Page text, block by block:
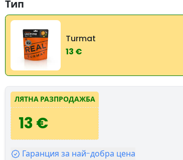
Тип
Turmat
13 €
ЛЯТНА РАЗПРОДАЖБА
13 €
Гаранция за най-добра цена